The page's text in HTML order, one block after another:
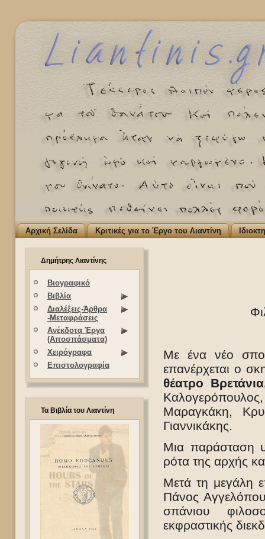
Αρχική Σελίδα Κριτικές για το Έργο του Λιαντίνη
Δημήτρης Λιαντίνης
Βιογραφικό
Βιβλία
Διαλέξεις-Άρθρα
-Μεταφράσεις
Ανέκδοτα Έργα
(Αποσπάσματα)
Χειρόγραφα
Επιστολογραφία
Τα Βιβλία του Λιαντίνη
Με ένα νέο
επανέρχεται ο
θέατρο
Μαραγκάκη,
Γιαννικάκης.
Μια παράσταση
ρότα της αρχής
Μετά τη μεγάλη
Πάνος
σπάνιου
εκφραστικής